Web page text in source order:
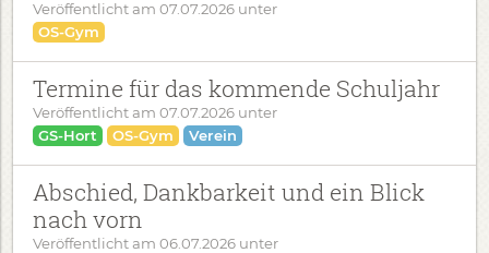
Veröffentlicht am 07.07.2026 unter
OS-Gym
Termine für das kommende Schuljahr
Veröffentlicht am 07.07.2026 unter
GS-Hort
OS-Gym Verein
Abschied, Dankbarkeit und ein Blick
nach vorn
Veröffentlicht am 06.07.2026 unter